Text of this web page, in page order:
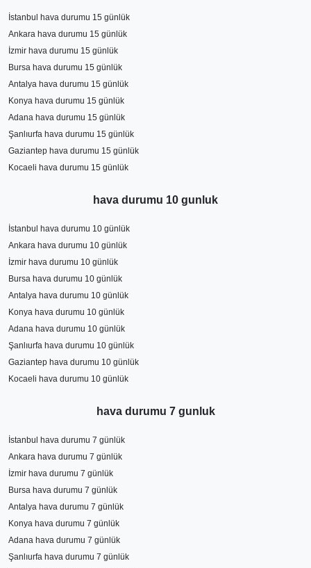
İstanbul hava durumu 15 günlük
Ankara hava durumu 15 günlük
İzmir hava durumu 15 günlük
Bursa hava durumu 15 günlük
Antalya hava durumu 15 günlük
Konya hava durumu 15 günlük
Adana hava durumu 15 günlük
Şanlıurfa hava durumu 15 günlük
Gaziantep hava durumu 15 günlük
Kocaeli hava durumu 15 günlük
hava durumu 10 gunluk
İstanbul hava durumu 10 günlük
Ankara hava durumu 10 günlük
İzmir hava durumu 10 günlük
Bursa hava durumu 10 günlük
Antalya hava durumu 10 günlük
Konya hava durumu 10 günlük
Adana hava durumu 10 günlük
Şanlıurfa hava durumu 10 günlük
Gaziantep hava durumu 10 günlük
Kocaeli hava durumu 10 günlük
hava durumu 7 gunluk
İstanbul hava durumu 7 günlük
Ankara hava durumu 7 günlük
İzmir hava durumu 7 günlük
Bursa hava durumu 7 günlük
Antalya hava durumu 7 günlük
Konya hava durumu 7 günlük
Adana hava durumu 7 günlük
Şanlıurfa hava durumu 7 günlük